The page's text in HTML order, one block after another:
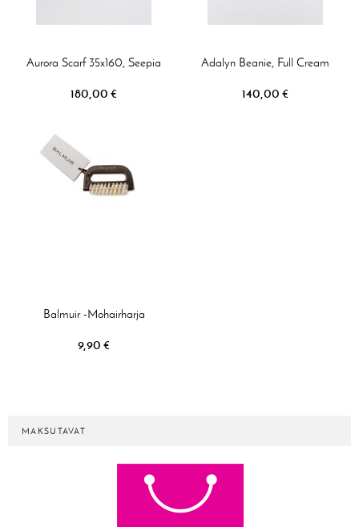
Aurora Scarf 35x160, Seepia
180,00 €
Adalyn Beanie, Full Cream
140,00 €
Balmuir -mohairharja
9,90 €
MAKSUTAVAT